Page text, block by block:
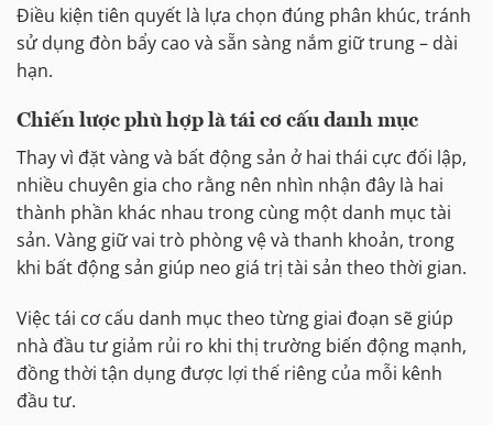
Điều kiện tiên quyết là lựa chọn đúng phân khúc, tránh
sử dụng đòn bẩy cao và sẵn sàng nắm giữ trung – dài
hạn.
Chiến lược phù hợp là tái cơ cấu danh mục
Thay vì đặt vàng và bất động sản ở hai thái cực đối lập,
nhiều chuyên gia cho rằng nên nhìn nhận đây là hai
thành phần khác nhau trong cùng một danh mục tài
sản. Vàng giữ vai trò phòng vệ và thanh khoản, trong
khi bất động sản giúp neo giá trị tài sản theo thời gian.
Việc tái cơ cấu danh mục theo từng giai đoạn sẽ giúp
nhà đầu tư giảm rủi ro khi thị trường biến động mạnh,
đồng thời tận dụng được lợi thế riêng của mỗi kênh
đầu tư.